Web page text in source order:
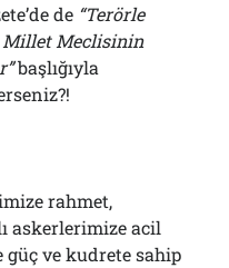
de “Terörle
Millet Meclisinin
başlığıyla
rahmet,
askerlerimize acil
ve kudrete sahip